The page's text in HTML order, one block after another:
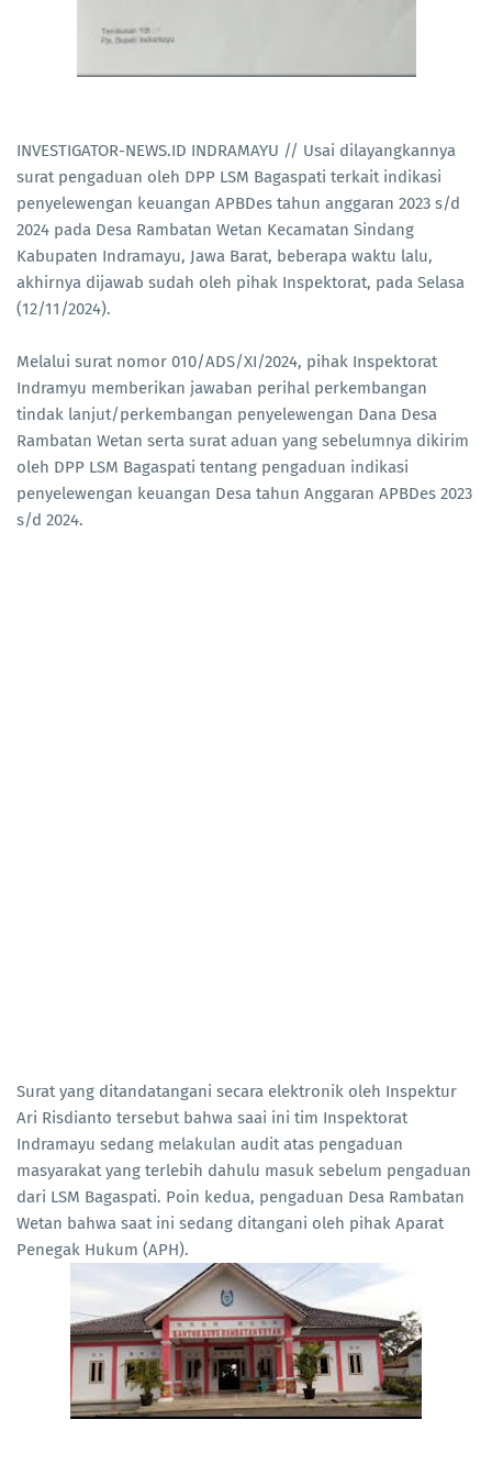
INVESTIGATOR-NEWS.ID INDRAMAYU // Usai dilayangkannya
surat pengaduan oleh DPP LSM Bagaspati terkait indikasi
penyelewengan keuangan APBDes tahun anggaran 2023 s/d
2024 pada Desa Rambatan Wetan Kecamatan Sindang
Kabupaten Indramayu, Jawa Barat, beberapa waktu lalu,
akhirnya dijawab sudah oleh pihak Inspektorat, pada Selasa
(12/11/2024).
Melalui surat nomor 010/ADS/XI/2024, pihak Inspektorat
Indramyu memberikan jawaban perihal perkembangan
tindak lanjut/perkembangan penyelewengan Dana Desa
Rambatan Wetan serta surat aduan yang sebelumnya dikirim
oleh DPP LSM Bagaspati tentang pengaduan indikasi
penyelewengan keuangan Desa tahun Anggaran APBDes 2023
s/d 2024.
Surat yang ditandatangani secara elektronik oleh Inspektur
Ari Risdianto tersebut bahwa saai ini tim Inspektorat
Indramayu sedang melakulan audit atas pengaduan
masyarakat yang terlebih dahulu masuk sebelum pengaduan
dari LSM Bagaspati. Poin kedua, pengaduan Desa Rambatan
Wetan bahwa saat ini sedang ditangani oleh pihak Aparat
Penegak Hukum (APH).